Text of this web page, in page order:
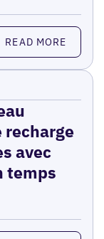
READ MORE
recharge
avec
temps